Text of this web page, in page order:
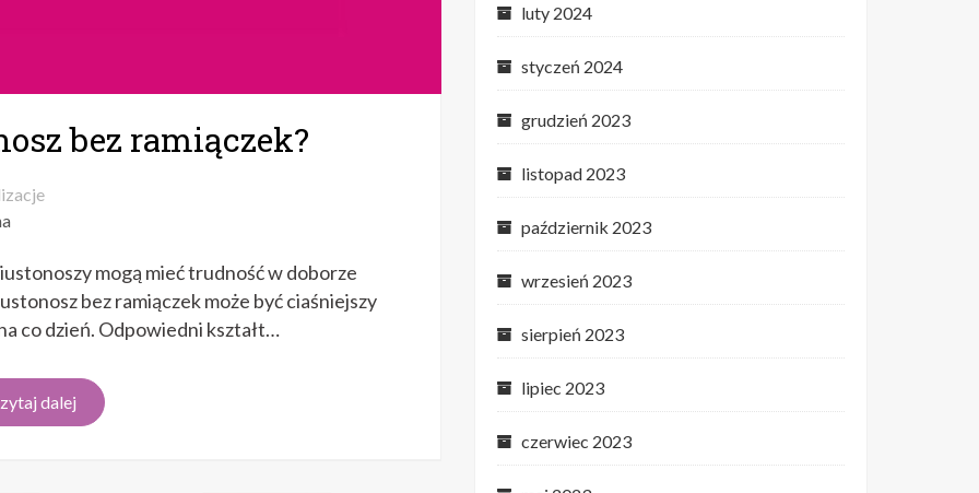
bez ramiączek?
mogą mieć trudność w doborze
bez ramiączek może być ciaśniejszy
co dzień. Odpowiedni kształt…
dalej
luty 2024
styczeń 2024
grudzień 2023
listopad 2023
październik 2023
wrzesień 2023
sierpień 2023
lipiec 2023
czerwiec 2023